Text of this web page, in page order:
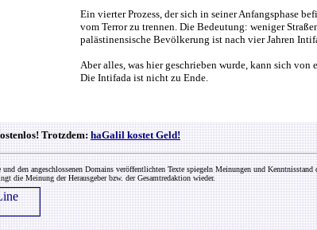
Ein vierter Prozess, der sich in seiner Anfangsphase
vom Terror zu trennen. Die Bedeutung: weniger
palästinensische Bevölkerung ist nach vier Jahren
Aber alles, was hier geschrieben wurde, kann sich von
Die Intifada ist nicht zu Ende.
Trotzdem:haGalil kostet Geld!
den angeschlossenen Domains veröffentlichten Texte spiegeln Meinungen und Kenntnisstand
die Meinung der Herausgeber bzw. der Gesamtredaktion wieder.